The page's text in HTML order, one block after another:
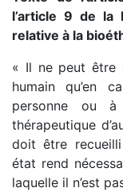
l’article 9 de
relative à la
« Il ne peut être
humain qu’en
personne ou à
thérapeutique
doit être
état rend
laquelle il n’est